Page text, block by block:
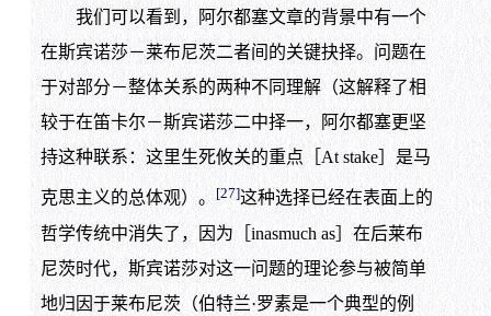
我们可以看到，阿尔都塞文章的背景中有一个
在斯宾诺莎－莱布尼茨二者间的关键抉择。问题在
于对部分－整体关系的两种不同理解（这解释了相
较于在笛卡尔－斯宾诺莎二中择一，阿尔都塞更坚
持这种联系：这里生死攸关的重点［At stake］是马
克思主义的总体观）。 [27]这种选择已经在表面上的
哲学传统中消失了，因为［inasmuch as］在后莱布
尼茨时代，斯宾诺莎对这一问题的理论参与被简单
地归因于莱布尼茨（伯特兰·罗素是一个典型的例